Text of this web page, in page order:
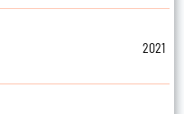
2021